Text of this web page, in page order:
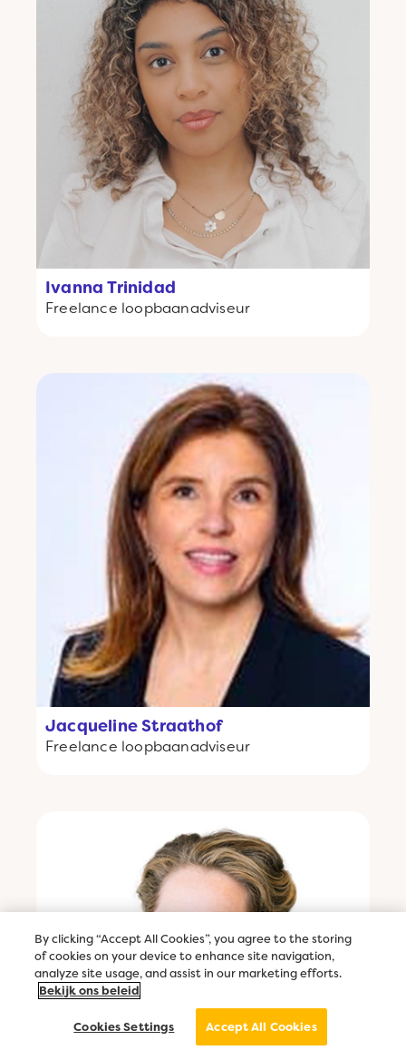
Ivanna Trinidad
Freelance loopbaanadviseur
Jacqueline Straathof
Freelance loopbaanadviseur
By clicking “Accept All Cookies”, you agree to the storing
of cookies on your device to enhance site navigation,
analyze site usage, and assist in our marketing efforts.
Bekijk ons beleid
Cookies Settings Accept All Cookies